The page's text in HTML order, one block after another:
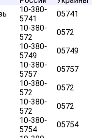
10-380-
5741
05741
10-380-
572
0572
10-380-
5749
05749
10-380-
5757
05757
10-380-
572
0572
10-380-
572
0572
10-380-
5754
05754